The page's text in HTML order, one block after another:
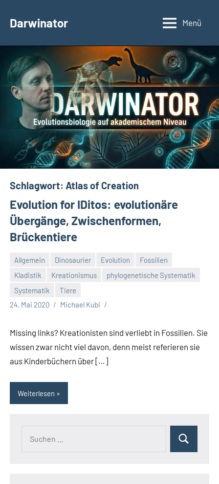
InhaltDarwinator
Evolutionsbiologie
Menü
Schlagwort: Atlas of Creation
Evolution for IDitos: evolutionäre
Übergänge, Zwischenformen,
Brückentiere
Allgemein Dinosaurier Evolution
Fossilien
Kladistik
Kreationismus
phylogenetische Systematik
Systematik
Tiere
24. Mai 2020
Michael Kubi
Missing links? Kreationisten sind verliebt in Fossilien. Sie
wissen zwar nicht viel davon, denn meist referieren sie
aus Kinderbüchern über […]
Weiterlesen
Suchen